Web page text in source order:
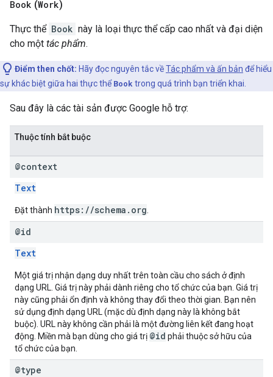
Book (Work)
Thực thể Book này là loại thực thể cấp cao nhất và đại diện
cho một tác phẩm.
Điểm then chốt: Hãy đọc nguyên tắc vềTác phẩm và ấn bản để hiểu
sự khác biệt giữa hai thực thểBook trong quá trình bạn triển khai.
Sau đây là các tài sản được Google hỗ trợ:
Thuộc tính bắt buộc
@context
Text
Đặt thành https://schema.org
@id
Text
Một giá trị nhận dạng duy nhất trên toàn cầu cho sách ở định
dạng URL. Giá trị này phải dành riêng cho tổ chức của bạn. Giá trị
này cũng phải ổn định và không thay đổi theo thời gian. Bạn nên
sử dụng định dạng URL (mặc dù định dạng này là không bắt
buộc). URL này không cần phải là một đường liên kết đang hoạt
động. Miền mà bạn dùng cho giá trị @id phải thuộc sở hữu của
tổ chức của bạn.
@type